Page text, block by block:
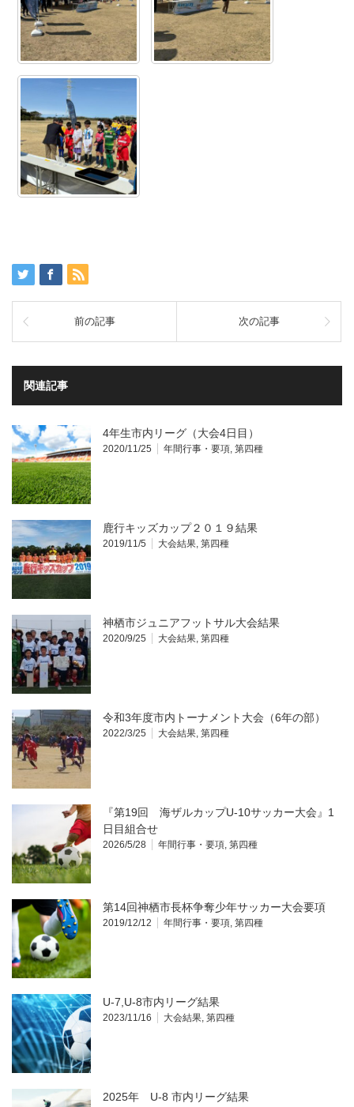
前の記事 次の記事
関連記事
4年生市内リーグ（大会4日目）
2020/11/25 年間行事・要項, 第四種
鹿行キッズカップ２０１９結果
2019/11/5 大会結果, 第四種
神栖市ジュニアフットサル大会結果
2020/9/25 大会結果, 第四種
令和3年度市内トーナメント大会（6年の部）
2022/3/25 大会結果, 第四種
『第19回 海ザルカップU-10サッカー大会』1
日目組合せ
2026/5/28 年間行事・要項, 第四種
第14回神栖市長杯争奪少年サッカー大会要項
2019/12/12 年間行事・要項, 第四種
U-7,U-8市内リーグ結果
2023/11/16 大会結果, 第四種
2025年 U-8 市内リーグ結果